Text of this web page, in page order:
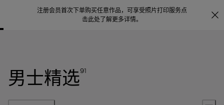
注册会员首次下单购买任意作品，可享受照片打印服务点
击此处了解更多详情。
男士精选91